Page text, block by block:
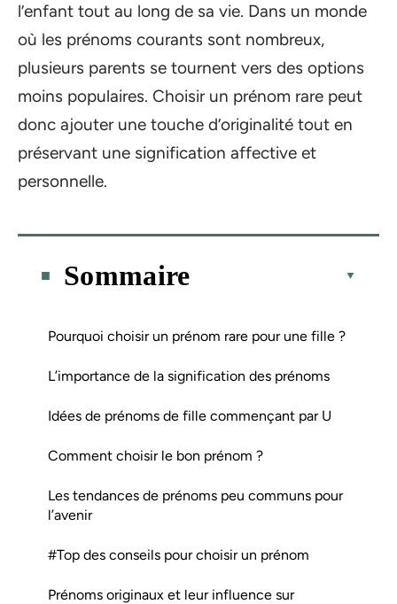
l’enfant tout au long de sa vie. Dans un monde
où les prénoms courants sont nombreux,
plusieurs parents se tournent vers des options
moins populaires. Choisir un prénom rare peut
donc ajouter une touche d’originalité tout en
préservant une signification affective et
personnelle.
Sommaire
Pourquoi choisir un prénom rare pour une fille ?
L’importance de la signification des prénoms
Idées de prénoms de fille commençant par U
Comment choisir le bon prénom ?
Les tendances de prénoms peu communs pour
l’avenir
#Top des conseils pour choisir un prénom
Prénoms originaux et leur influence sur